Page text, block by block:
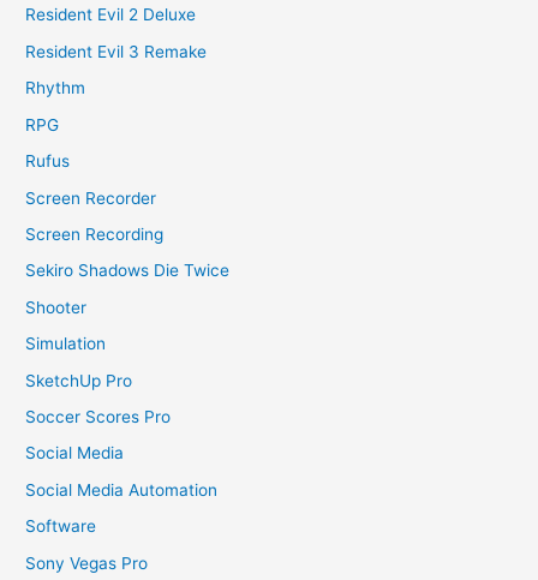
Resident Evil 2 Deluxe
Resident Evil 3 Remake
Rhythm
RPG
Rufus
Screen Recorder
Screen Recording
Sekiro Shadows Die Twice
Shooter
Simulation
SketchUp Pro
Soccer Scores Pro
Social Media
Social Media Automation
Software
Sony Vegas Pro